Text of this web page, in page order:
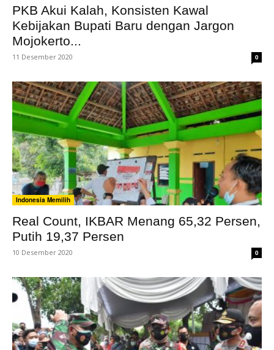
PKB Akui Kalah, Konsisten Kawal
Kebijakan Bupati Baru dengan Jargon
Mojokerto...
11 Desember 2020 0
Indonesia Memilih
Real Count, IKBAR Menang 65,32 Persen,
Putih 19,37 Persen
10 Desember 2020 0